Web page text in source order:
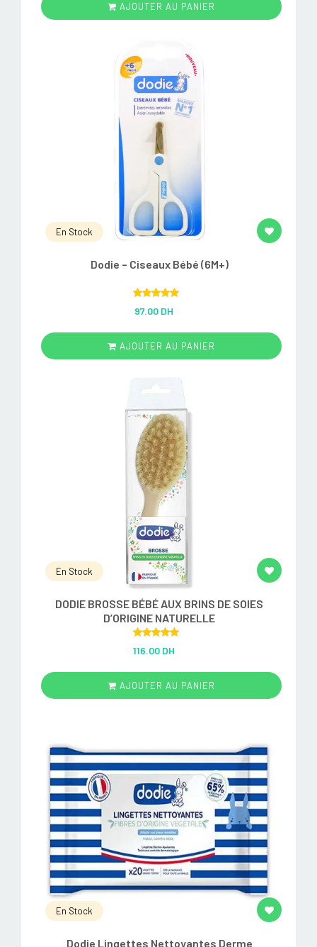
AJOUTER AU PANIER
En Stock
Dodie – Ciseaux Bébé (6M+)
out of 5
97.00 DH
AJOUTER AU PANIER
En Stock
DODIE BROSSE BÉBÉ AUX BRINS DE SOIES
D’ORIGINE NATURELLE
out of 5
116.00 DH
AJOUTER AU PANIER
En Stock
Dodie Lingettes Nettoyantes Derme